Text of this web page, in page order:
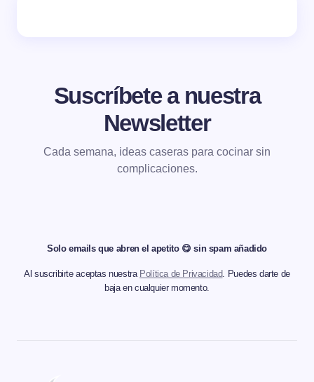
Suscríbete a nuestra
Newsletter
Cada semana, ideas caseras para cocinar sin
complicaciones.
Solo emails que abren el apetito 😋 sin spam añadido
Al suscribirte aceptas nuestra Política de Privacidad. Puedes darte de
baja en cualquier momento.